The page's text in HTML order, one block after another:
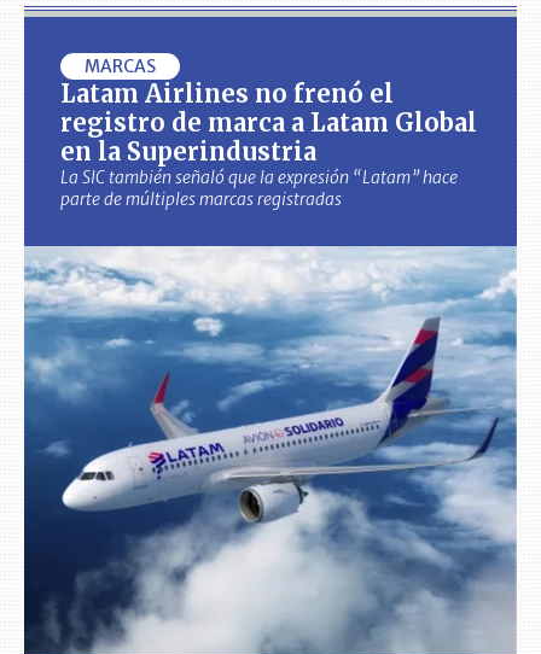
MARCAS
Latam Airlines no frenó el
registro de marca a Latam Global
en la Superindustria
La SIC también señaló que la expresión “Latam” hace
parte de múltiples marcas registradas